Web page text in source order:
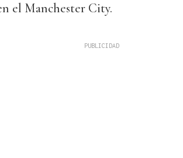
el Manchester City.